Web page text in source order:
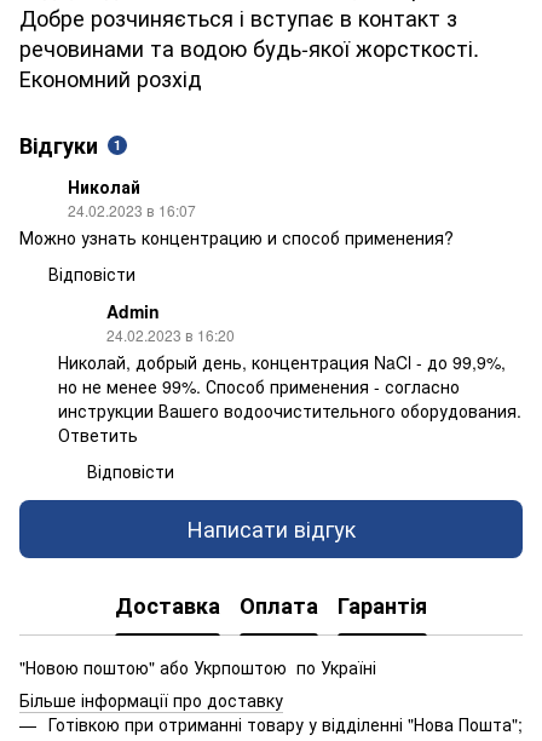
Добре розчиняється і вступає в контакт з
речовинами та водою будь-якої жорсткості.
Економний розхід
Відгуки 1
Николай
24.02.2023 в 16:07
Можно узнать концентрацию и способ применения?
Відповісти
Admin
24.02.2023 в 16:20
Николай, добрый день, концентрация NaCl - до 99,9%,
но не менее 99%. Способ применения - согласно
инструкции Вашего водоочистительного оборудования.
Ответить
Відповісти
Написати відгук
Доставка Оплата Гарантія
"Новою поштою" або Укрпоштою по Україні
Більше інформації про доставку
Готівкою при отриманні товару у відділенні "Нова Пошта";